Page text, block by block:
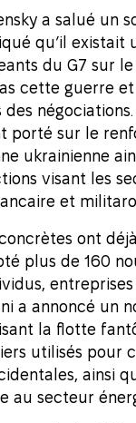
a salué un
qu’il existait
du G7 sur
cette guerre et
des
porté sur le
ukrainienne
visant les
et
ont
plus de 160
entreprises
a annoncé un
la flotte
utilisés pour
ainsi
au secteur